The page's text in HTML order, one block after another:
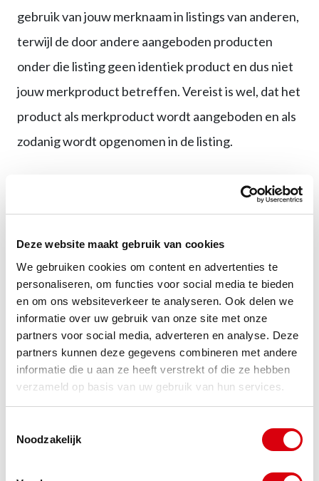
Deze website maakt gebruik van cookies
We gebruiken cookies om content en advertenties te
personaliseren, om functies voor social media te bieden
en om ons websiteverkeer te analyseren. Ook delen we
informatie over uw gebruik van onze site met onze
partners voor social media, adverteren en analyse. Deze
partners kunnen deze gegevens combineren met andere
informatie die u aan ze heeft verstrekt of die ze hebben
verzameld op basis van uw gebruik van hun services.
Noodzakelijk
gebruik van jouw merknaam in listings van anderen,
terwijl de door andere aangeboden producten
onder die listing geen identiek product en dus niet
jouw merkproduct betreffen. Vereist is wel, dat het
product als merkproduct wordt aangeboden en als
zodanig wordt opgenomen in de listing.
Take Down procedures van Bol.com Amazon
Hoewel de procedures niet altijd effectief zijn, kan
het indienen van een klacht bijdragen aan een
snellere verwijdering van de inbreuk en dus
schadebeperkend werken.
Screenshots van het onrechtmatige aanbod